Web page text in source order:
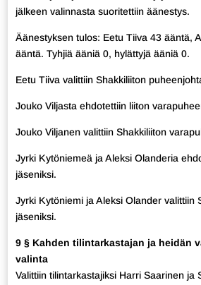
jälkeen valinnasta suoritettiin äänestys.
Äänestyksen tulos: Eetu Tiiva 43 ääntä,
ääntä. Tyhjiä ääniä 0, hylättyjä ääniä 0.
Eetu Tiiva valittiin Shakkiliiton
Jouko Viljasta ehdotettiin liiton
Jouko Viljanen valittiin Shakkiliiton
Jyrki Kytöniemeä ja Aleksi Olanderia
jäseniksi.
Jyrki Kytöniemi ja Aleksi Olander valittiin
jäseniksi.
9 § Kahden tilintarkastajan ja heidän
valinta
Valittiin tilintarkastajiksi Harri Saarinen ja